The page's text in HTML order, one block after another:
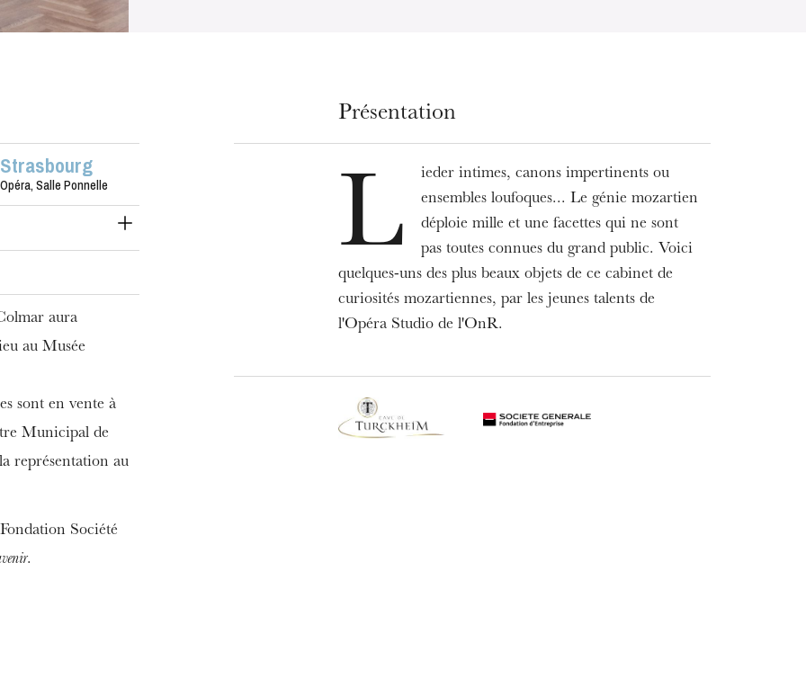
Strasbourg
Opéra, Salle Ponnelle
aura
au Musée
sont en vente à
Municipal de
représentation au
Société
.
Présentation
L
ieder intimes, canons impertinents ou
ensembles loufoques... Le génie mozartien
déploie mille et une facettes qui ne sont
pas toutes connues du grand public. Voici
quelques-uns des plus beaux objets de ce cabinet de
curiosités mozartiennes, par les jeunes talents de
l'Opéra Studio de l'OnR.